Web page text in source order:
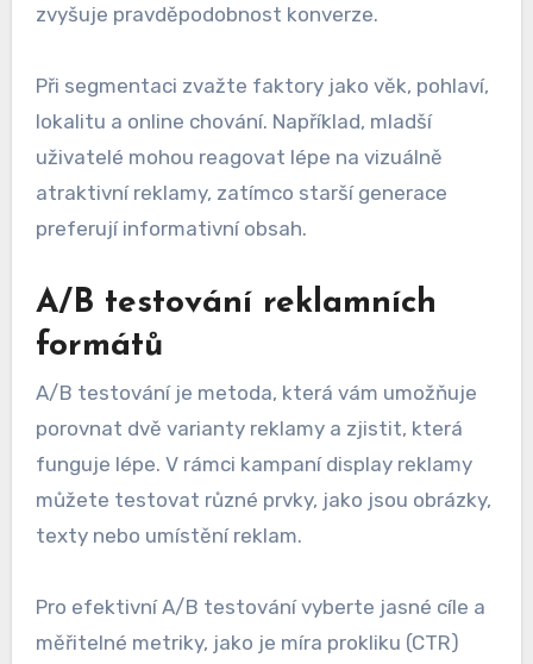
zvyšuje pravděpodobnost konverze.
Při segmentaci zvažte faktory jako věk, pohlaví,
lokalitu a online chování. Například, mladší
uživatelé mohou reagovat lépe na vizuálně
atraktivní reklamy, zatímco starší generace
preferují informativní obsah.
A/B testování reklamních
formátů
A/B testování je metoda, která vám umožňuje
porovnat dvě varianty reklamy a zjistit, která
funguje lépe. V rámci kampaní display reklamy
můžete testovat různé prvky, jako jsou obrázky,
texty nebo umístění reklam.
Pro efektivní A/B testování vyberte jasné cíle a
měřitelné metriky, jako je míra prokliku (CTR)